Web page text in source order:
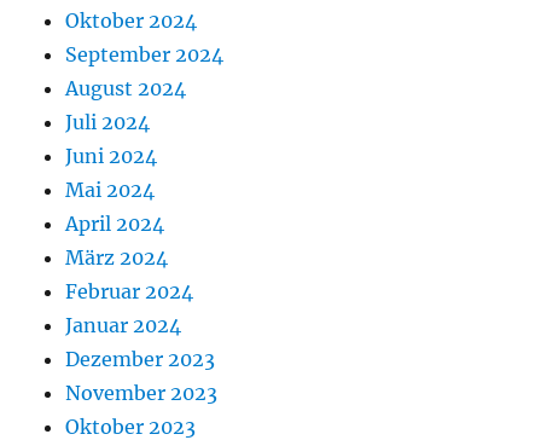
Oktober 2024
September 2024
August 2024
Juli 2024
Juni 2024
Mai 2024
April 2024
März 2024
Februar 2024
Januar 2024
Dezember 2023
November 2023
Oktober 2023